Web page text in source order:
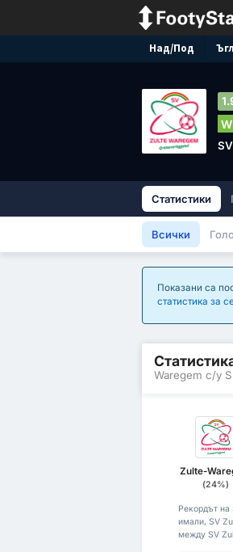
Над/Под
W
Статистики
Всички
Показани са
статистика за
Waregem с/у
Zulte-
(24%)
Рекордът на
имали, SV
между SV